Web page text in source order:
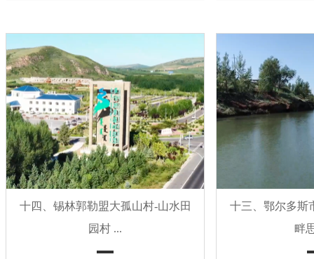
十四、锡林郭勒盟大孤山村-山水田
园村 ...
十三、鄂尔多斯
畔